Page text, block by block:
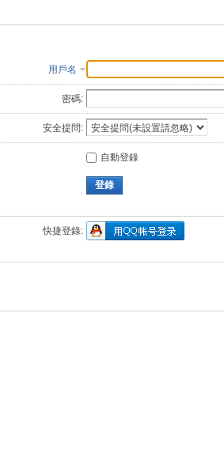
用戶名
密碼:
安全提問:
自動登錄
登錄
快捷登錄: